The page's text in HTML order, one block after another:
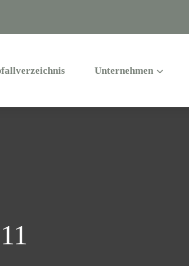
Unternehmen